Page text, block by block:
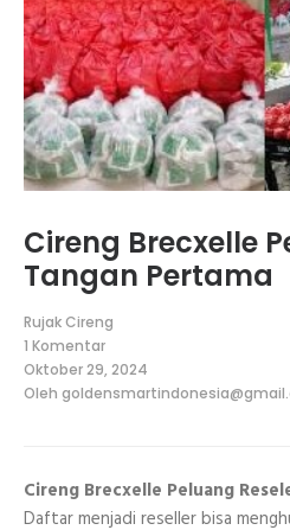
Cireng Brecxelle
Tangan Pertama
Rujak Cireng
1 Komentar
pada
Cireng
Brecxelle
Oktober 29, 2024
Oleh
Cireng Brecxelle Peluang
Daftar menjadi reseller bisa